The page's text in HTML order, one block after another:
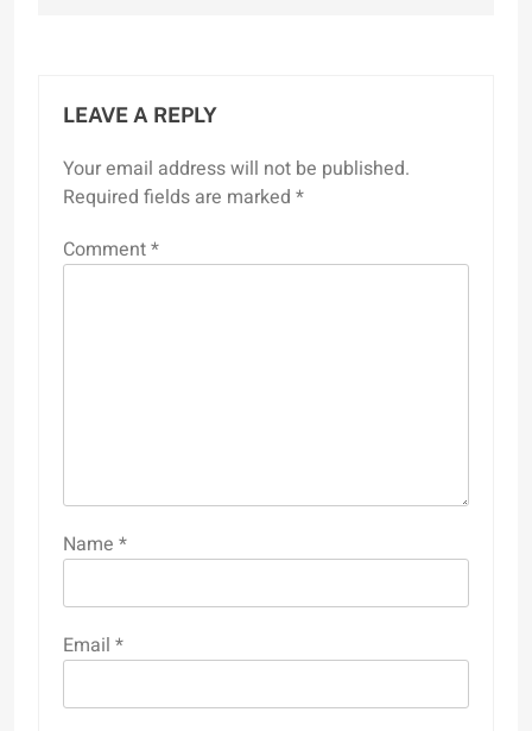
LEAVE A REPLY
Your email address will not be published.
Required fields are marked *
Comment*
Name *
Email *